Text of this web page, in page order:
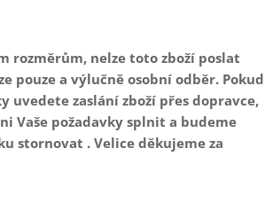
rozměrům, nelze toto zboží poslat
pouze a výlučně osobní odběr. Pokud
uvedete zaslání zboží přes dopravce,
Vaše požadavky splnit a budeme
stornovat . Velice děkujeme za